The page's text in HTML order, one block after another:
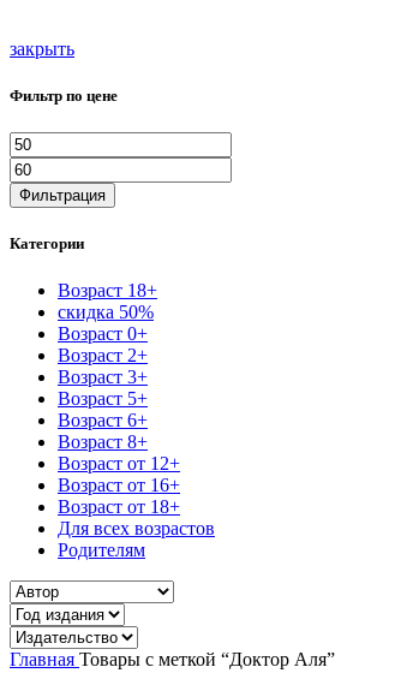
закрыть
Фильтр по цене
Фильтрация
Категории
Возраст 18+
скидка 50%
Возраст 0+
Возраст 2+
Возраст 3+
Возраст 5+
Возраст 6+
Возраст 8+
Возраст от 12+
Возраст от 16+
Возраст от 18+
Для всех возрастов
Родителям
Главная Товары с меткой “Доктор Аля”